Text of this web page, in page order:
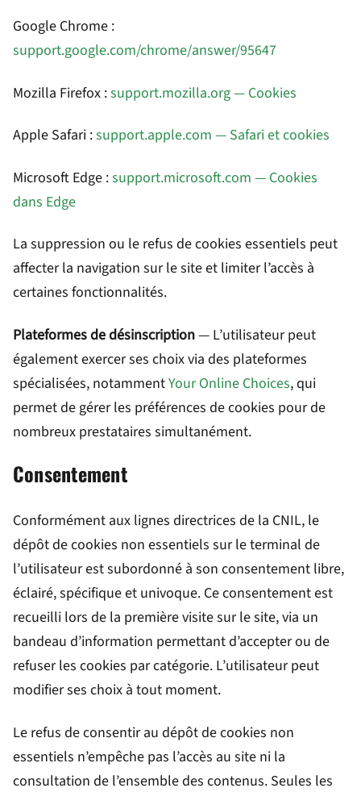
Google Chrome :
support.google.com/chrome/answer/95647
Mozilla Firefox :support.mozilla.org — Cookies
Apple Safari :support.apple.com — Safari et cookies
Microsoft Edge :support.microsoft.com — Cookies
dans Edge
La suppression ou le refus de cookies essentiels peut
affecter la navigation sur le site et limiter l’accès à
certaines fonctionnalités.
Plateformes de désinscription— L’utilisateur peut
également exercer ses choix via des plateformes
spécialisées, notammentYour Online Choices, qui
permet de gérer les préférences de cookies pour de
nombreux prestataires simultanément.
Consentement
Conformément aux lignes directrices de la CNIL, le
dépôt de cookies non essentiels sur le terminal de
l’utilisateur est subordonné à son consentement libre,
éclairé, spécifique et univoque. Ce consentement est
recueilli lors de la première visite sur le site, via un
bandeau d’information permettant d’accepter ou de
refuser les cookies par catégorie. L’utilisateur peut
modifier ses choix à tout moment.
Le refus de consentir au dépôt de cookies non
essentiels n’empêche pas l’accès au site ni la
consultation de l’ensemble des contenus. Seules les